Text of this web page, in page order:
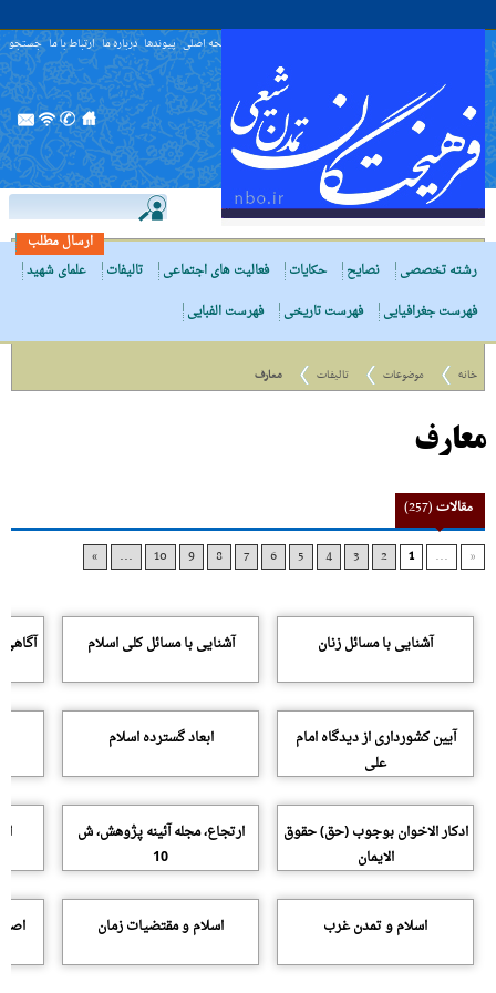
صفحه اصلی پیوندها درباره ما ارتباط با ما جستجو
ارسال مطلب
رشته تخصصی
نصایح حکایات فعالیت های اجتماعی تالیفات
علمای شهید
فهرست جغرافیایی
فهرست تاریخی فهرست الفبایی
خانه موضوعات تالیفات معارف
معارف
مقالات(257)
«
...
1
2
3
4
5
6
7
8
9
10
...
»
آشنایى با مسائل زنان آشنایى با مسائل کلى اسلام
آیین کشوردارى از دیدگاه امام
على
ابعاد گسترده اسلام
ادکار الاخوان بوجوب (حق) حقوق
الایمان
ارتجاع، مجله آئینه پژوهش، ش
10
اسلام و تمدن غرب اسلام و مقتضیات زمان